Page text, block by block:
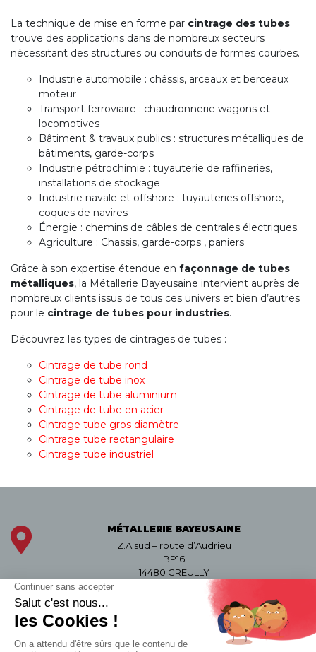
La technique de mise en forme par cintrage des tubes
trouve des applications dans de nombreux secteurs
nécessitant des structures ou conduits de formes courbes.
Industrie automobile : châssis, arceaux et berceaux
moteur
Transport ferroviaire : chaudronnerie wagons et
locomotives
Bâtiment & travaux publics : structures métalliques de
bâtiments, garde-corps
Industrie pétrochimie : tuyauterie de raffineries,
installations de stockage
Industrie navale et offshore : tuyauteries offshore,
coques de navires
Énergie : chemins de câbles de centrales électriques.
Agriculture : Chassis, garde-corps , paniers
Grâce à son expertise étendue en façonnage de tubes
métalliques, la Métallerie Bayeusaine intervient auprès de
nombreux clients issus de tous ces univers et bien d’autres
pour le cintrage de tubes pour industries.
Découvrez les types de cintrages de tubes :
Cintrage de tube rond
Cintrage de tube inox
Cintrage de tube aluminium
Cintrage de tube en acier
Cintrage tube gros diamètre
Cintrage tube rectangulaire
Cintrage tube industriel
MÉTALLERIE BAYEUSAINE
Z.A sud – route d’Audrieu
BP16
14480 CREULLY
APPELEZ-NOUS
02 31 29 31 00
Du lundi au vendredi
de 8h-12h30 et de 13h à 18h